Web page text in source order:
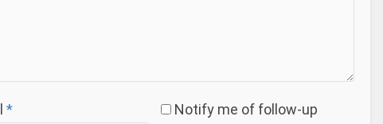
*
Notify me of follow-up